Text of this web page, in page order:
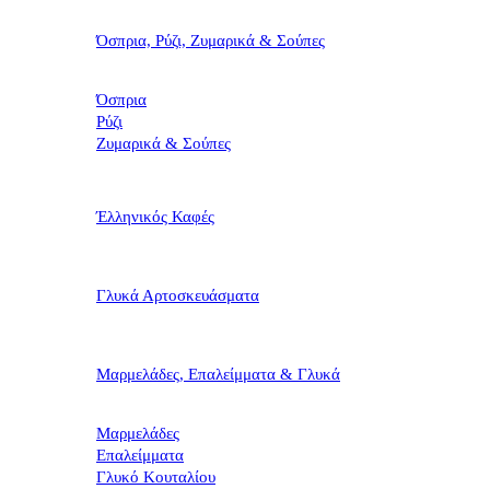
Όσπρια, Ρύζι, Ζυμαρικά & Σούπες
Όσπρια
Ρύζι
Ζυμαρικά & Σούπες
Έλληνικός Καφές
Γλυκά Αρτοσκευάσματα
Μαρμελάδες, Επαλείμματα & Γλυκά
Μαρμελάδες
Επαλείμματα
Γλυκό Κουταλίου